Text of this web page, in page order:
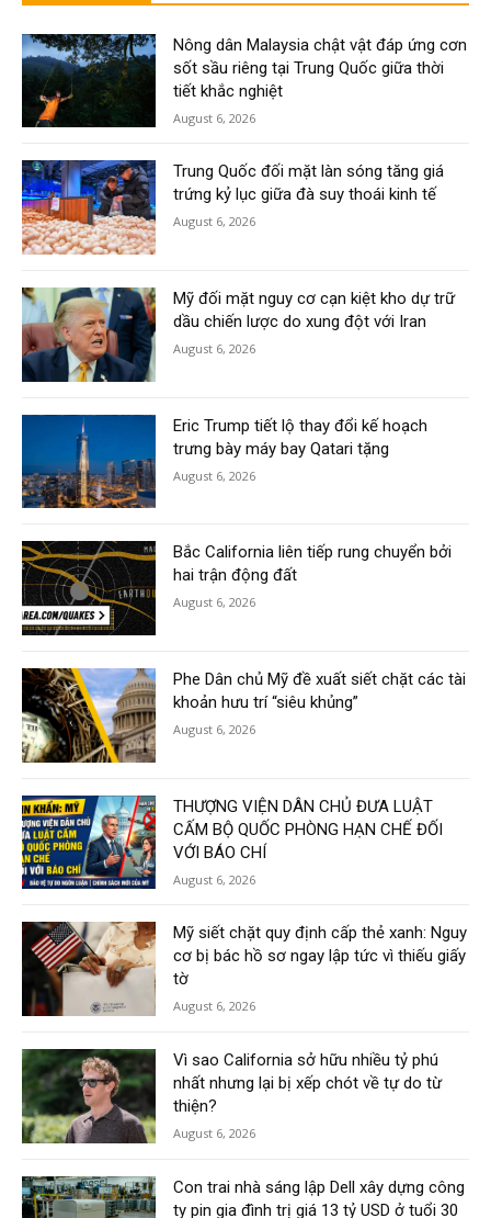
Nông dân Malaysia chật vật đáp ứng cơn
sốt sầu riêng tại Trung Quốc giữa thời
tiết khắc nghiệt
August 6, 2026
Trung Quốc đối mặt làn sóng tăng giá
trứng kỷ lục giữa đà suy thoái kinh tế
August 6, 2026
Mỹ đối mặt nguy cơ cạn kiệt kho dự trữ
dầu chiến lược do xung đột với Iran
August 6, 2026
Eric Trump tiết lộ thay đổi kế hoạch
trưng bày máy bay Qatari tặng
August 6, 2026
Bắc California liên tiếp rung chuyển bởi
hai trận động đất
August 6, 2026
Phe Dân chủ Mỹ đề xuất siết chặt các tài
khoản hưu trí “siêu khủng”
August 6, 2026
THƯỢNG VIỆN DÂN CHỦ ĐƯA LUẬT
CẤM BỘ QUỐC PHÒNG HẠN CHẾ ĐỐI
VỚI BÁO CHÍ
August 6, 2026
Mỹ siết chặt quy định cấp thẻ xanh: Nguy
cơ bị bác hồ sơ ngay lập tức vì thiếu giấy
tờ
August 6, 2026
Vì sao California sở hữu nhiều tỷ phú
nhất nhưng lại bị xếp chót về tự do từ
thiện?
August 6, 2026
Con trai nhà sáng lập Dell xây dựng công
ty pin gia đình trị giá 13 tỷ USD ở tuổi 30